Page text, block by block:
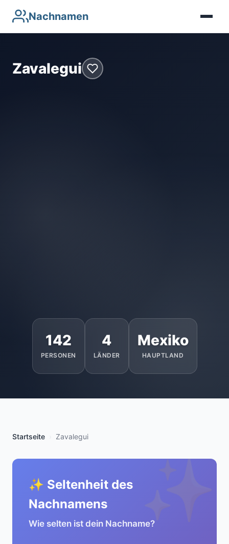
Nachnamen
Zavalegui
142
PERSONEN
4
LÄNDER
Mexiko
HAUPTLAND
Startseite Zavalegui
✨
✨ Seltenheit des
Nachnamens
Wie selten ist dein Nachname?